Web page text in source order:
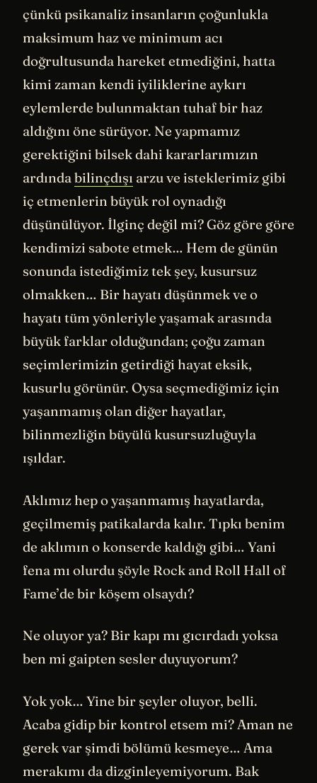
çünkü psikanaliz insanların çoğunlukla
maksimum haz ve minimum acı
doğrultusunda hareket etmediğini, hatta
kimi zaman kendi iyiliklerine aykırı
eylemlerde bulunmaktan tuhaf bir haz
aldığını öne sürüyor. Ne yapmamız
gerektiğini bilsek dahi kararlarımızın
ardındabilinçdışı arzu ve isteklerimiz gibi
iç etmenlerin büyük rol oynadığı
düşünülüyor. İlginç değil mi? Göz göre göre
kendimizi sabote etmek… Hem de günün
sonunda istediğimiz tek şey, kusursuz
olmakken… Bir hayatı düşünmek ve o
hayatı tüm yönleriyle yaşamak arasında
büyük farklar olduğundan; çoğu zaman
seçimlerimizin getirdiği hayat eksik,
kusurlu görünür. Oysa seçmediğimiz için
yaşanmamış olan diğer hayatlar,
bilinmezliğin büyülü kusursuzluğuyla
ışıldar.
Aklımız hep o yaşanmamış hayatlarda,
geçilmemiş patikalarda kalır. Tıpkı benim
de aklımın o konserde kaldığı gibi… Yani
fena mı olurdu şöyle Rock and Roll Hall of
Fame’de bir köşem olsaydı?
Ne oluyor ya? Bir kapı mı gıcırdadı yoksa
ben mi gaipten sesler duyuyorum?
Yok yok… Yine bir şeyler oluyor, belli.
Acaba gidip bir kontrol etsem mi? Aman ne
gerek var şimdi bölümü kesmeye… Ama
merakımı da dizginleyemiyorum. Bak